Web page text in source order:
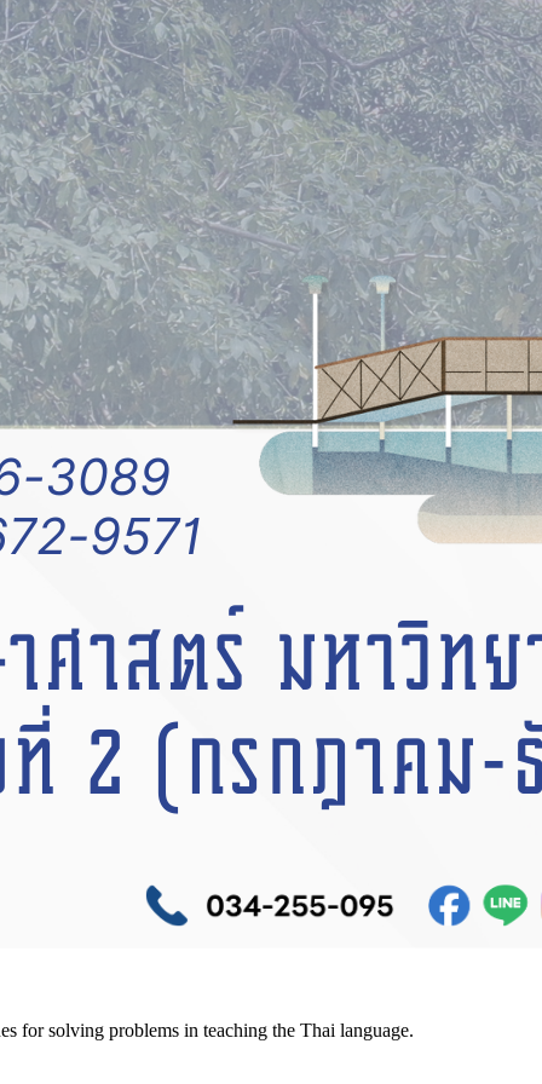
for solving problems in teaching the Thai language.